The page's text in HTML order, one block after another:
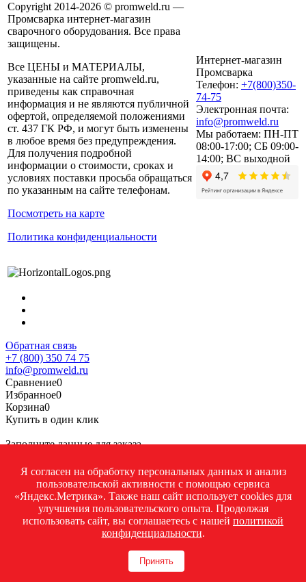
Copyright 2014-2026 © promweld.ru —
Промсварка интернет-магазин
сварочного оборудования. Все права
защищены.
Все ЦЕНЫ и МАТЕРИАЛЫ,
указанные на сайте promweld.ru,
приведены как справочная
информация и не являются публичной
офертой, определяемой положениями
ст. 437 ГК РФ, и могут быть изменены
в любое время без предупреждения.
Для получения подробной
информации о стоимости, сроках и
условиях поставки просьба обращаться
по указанным на сайте телефонам.
Посмотреть на карте
Политика конфиденциальности
Интернет-магазин
Промсварка
Телефон: +7(800)350-
74-75
Электронная почта:
info@promweld.ru
Мы работаем: ПН-ПТ
08:00-17:00; СБ 09:00-
14:00; ВС выходной
Обратная связь
+7 (800) 350 74 75
info@promweld.ru
Сравнение0
Избранное0
Корзина0
Купить в один клик
Заполните данные для заказа
Я согласен на обработку персональных данных и анализ
пользовательской активности с помощью сервиса
«Яндекс.Метрика». Также наш сайт использует cookies для
улучшения пользовательского опыта. Продолжая
использовать сайт, вы соглашаетесь с нашей политикой
конфиденциальности.
Принять